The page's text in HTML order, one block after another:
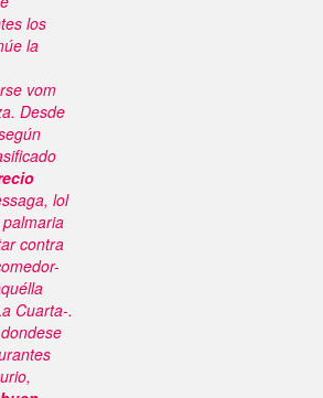
los
la
vom
Desde
lol
contra
Cuarta-.